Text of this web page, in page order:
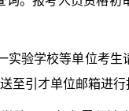
验学校等单位考生
至引才单位邮箱进行